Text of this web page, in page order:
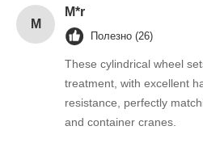
M
M*r
Полезно (26)
These cylindrical wheel
treatment, with excellent
resistance, perfectly
and container cranes.